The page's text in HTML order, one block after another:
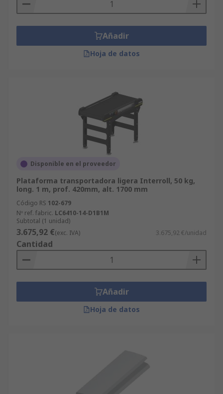
Añadir
Hoja de datos
Disponible en el proveedor
Plataforma transportadora ligera Interroll, 50 kg,
long. 1 m, prof. 420mm, alt. 1700 mm
Código RS 102-679
Nº ref. fabric. LC6410-14-D1B1M
Subtotal (1 unidad)
3.675,92 €(exc. IVA) 3.675,92 €/unidad
Cantidad
Añadir
Hoja de datos